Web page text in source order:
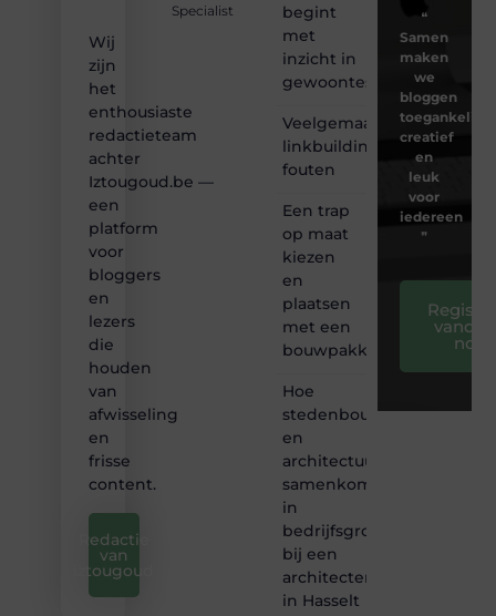
Specialist
Wij
zijn
het
enthousiaste
redactieteam
achter
Iztougoud.be —
een
platform
voor
bloggers
en
lezers
die
houden
van
afwisseling
en
frisse
content.
Redactie
van
iztougoud
begint
met
inzicht in
gewoontes
Veelgemaakte
linkbuilding
fouten
Een trap
op maat
kiezen
en
plaatsen
met een
bouwpakket
Hoe
stedenbouw
en
architectuur
samenkomen
in
bedrijfsgroei
bij een
architectenbureau
in Hasselt
❝
Samen
maken
we
bloggen
toegankelijk,
creatief
en
leuk
voor
iedereen
❞
nog